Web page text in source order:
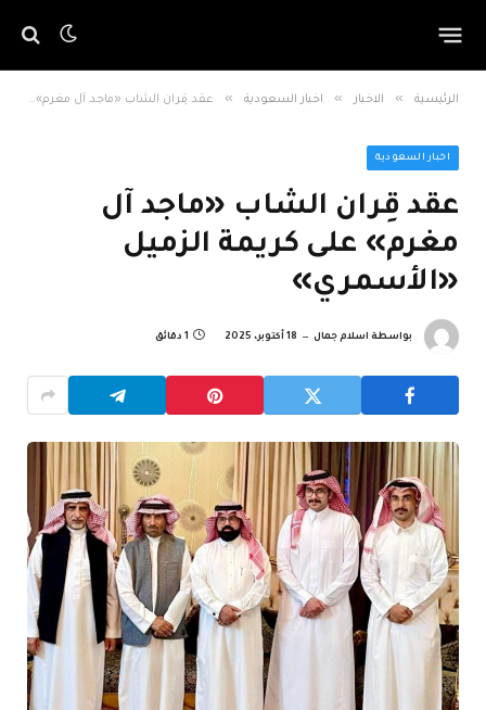
الرئيسية » الاخبار » اخبار السعودية » عقد قِران الشاب «ماجد آل مغرم» على كريمة الزميل «الأسمري»
اخبار السعودية
عقد قِران الشاب «ماجد آل
مغرم» على كريمة الزميل
«الأسمري»
بواسطة اسلام جمال 18 أكتوبر، 2025 1 دقائق